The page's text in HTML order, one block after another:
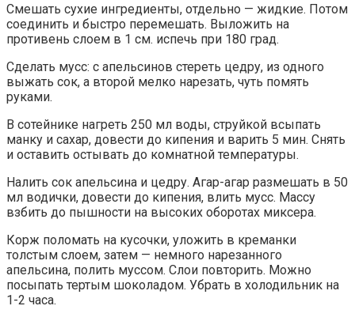
Смешать сухие ингредиенты, отдельно — жидкие. Потом
соединить и быстро перемешать. Выложить на
противень слоем в 1 см. испечь при 180 град.
Сделать мусс: с апельсинов стереть цедру, из одного
выжать сок, а второй мелко нарезать, чуть помять
руками.
В сотейнике нагреть 250 мл воды, струйкой всыпать
манку и сахар, довести до кипения и варить 5 мин. Снять
и оставить остывать до комнатной температуры.
Налить сок апельсина и цедру. Агар-агар размешать в 50
мл водички, довести до кипения, влить мусс. Массу
взбить до пышности на высоких оборотах миксера.
Корж поломать на кусочки, уложить в креманки
толстым слоем, затем — немного нарезанного
апельсина, полить муссом. Слои повторить. Можно
посыпать тертым шоколадом. Убрать в холодильник на
1-2 часа.